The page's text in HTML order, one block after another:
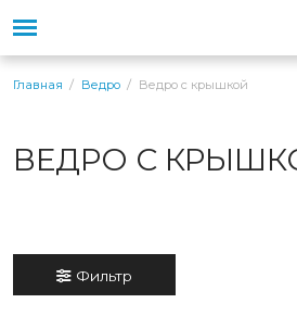
Главная Ведро Ведро с крышкой
ВЕДРО С
Фильтр